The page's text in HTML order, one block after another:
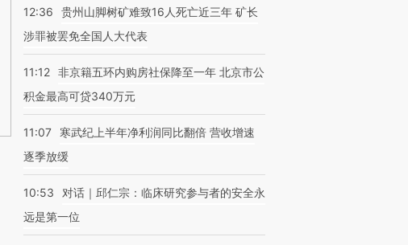
12:36
贵州山脚树矿难致16人死亡近三年 矿长
涉罪被罢免全国人大代表
11:12 非京籍五环内购房社保降至一年 北京市公
积金最高可贷340万元
11:07
寒武纪上半年净利润同比翻倍 营收增速
逐季放缓
10:53
对话｜邱仁宗：临床研究参与者的安全永
远是第一位